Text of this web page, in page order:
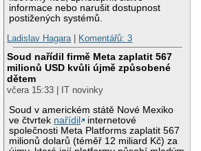
informace nebo narušit dostupnost
postižených systémů.
Ladislav Hagara| Komentářů: 3
Soud nařídil firmě Meta zaplatit 567
milionů USD kvůli újmě způsobené
dětem
včera 15:33 | IT novinky
Soud v americkém státě Nové Mexiko
ve čtvrtek nařídil
internetové
společnosti Meta Platforms zaplatit 567
milionů dolarů (téměř 12 miliard Kč) za